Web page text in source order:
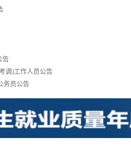
都市华风讲堂教育咨询有限公司
手生涯（成都握手追光科技有限公司）实习招聘
告
调)工作人员公告
务员公告